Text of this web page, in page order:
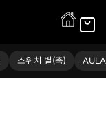
스위치 별(축) AULA